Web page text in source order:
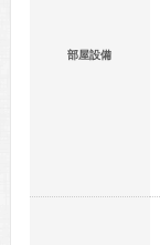
部屋設備